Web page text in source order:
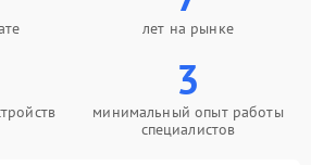
лет на рынке
3
минимальный опыт работы
специалистов